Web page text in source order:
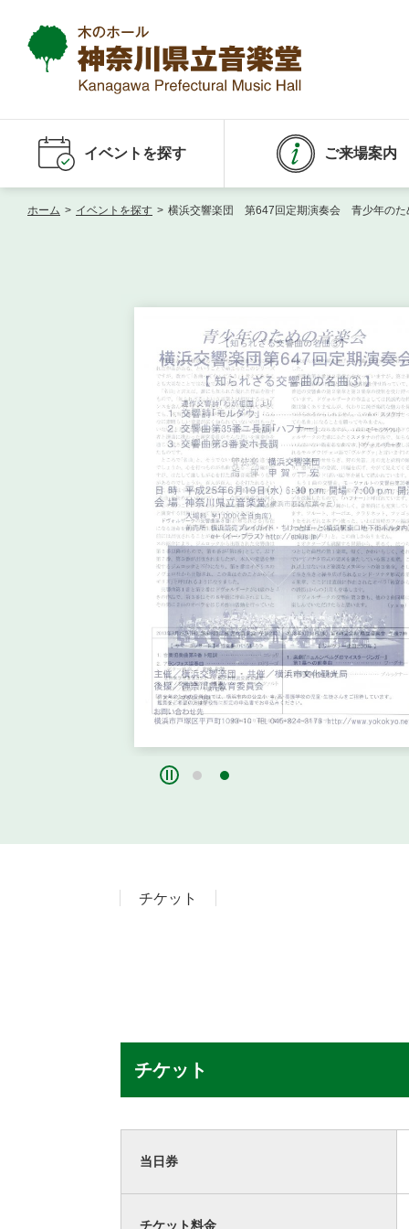
イベントを探す ご来場案内
ホーム > イベントを探す > 横浜交響楽団 第647回定期演奏会 青少年のた
チケット
チケット
当日券
チケット料金